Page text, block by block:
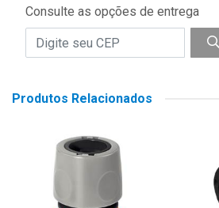
Consulte as opções de entrega
Produtos Relacionados